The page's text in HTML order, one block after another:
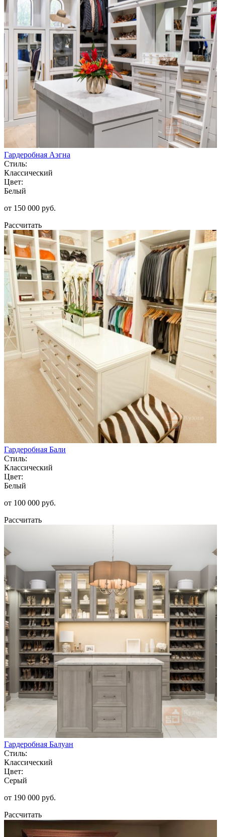
Гардеробная Аэгна
Стиль:
Классический
Цвет:
Белый
от 150 000 руб.
Рассчитать
Гардеробная Бали
Стиль:
Классический
Цвет:
Белый
от 100 000 руб.
Рассчитать
Гардеробная Балуан
Стиль:
Классический
Цвет:
Серый
от 190 000 руб.
Рассчитать